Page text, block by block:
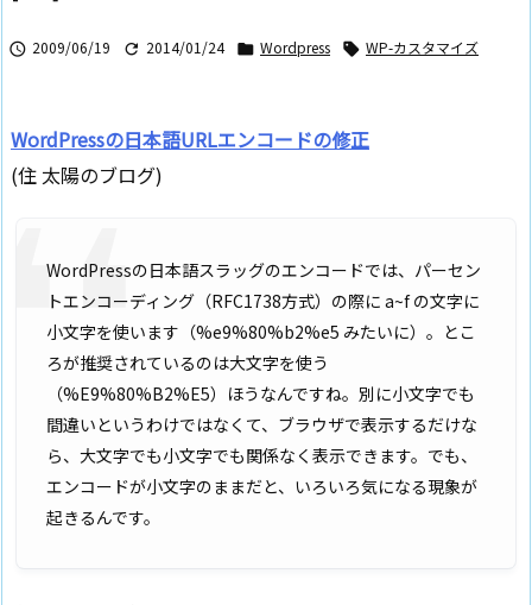
 2009/06/19  2014/01/24  Wordpress  WP-カスタマイズ
WordPressの日本語URLエンコードの修正
(住 太陽のブログ)
WordPressの日本語スラッグのエンコードでは、パーセン
トエンコーディング（RFC1738方式）の際に a~f の文字に
小文字を使います（%e9%80%b2%e5 みたいに）。とこ
ろが推奨されているのは大文字を使う
（%E9%80%B2%E5）ほうなんですね。別に小文字でも
間違いというわけではなくて、ブラウザで表示するだけな
ら、大文字でも小文字でも関係なく表示できます。でも、
エンコードが小文字のままだと、いろいろ気になる現象が
起きるんです。